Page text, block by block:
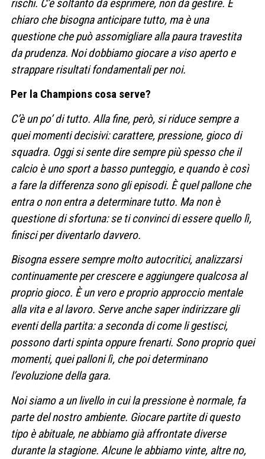
rischi. C’è soltanto da esprimere, non da gestire. È
chiaro che bisogna anticipare tutto, ma è una
questione che può assomigliare alla paura travestita
da prudenza. Noi dobbiamo giocare a viso aperto e
strappare risultati fondamentali per noi.
Per la Champions cosa serve?
C’è un po’ di tutto. Alla fine, però, si riduce sempre a
quei momenti decisivi: carattere, pressione, gioco di
squadra. Oggi si sente dire sempre più spesso che il
calcio è uno sport a basso punteggio, e quando è così
a fare la differenza sono gli episodi. È quel pallone che
entra o non entra a determinare tutto. Ma non è
questione di sfortuna: se ti convinci di essere quello lì,
finisci per diventarlo davvero.
Bisogna essere sempre molto autocritici, analizzarsi
continuamente per crescere e aggiungere qualcosa al
proprio gioco. È un vero e proprio approccio mentale
alla vita e al lavoro. Serve anche saper indirizzare gli
eventi della partita: a seconda di come li gestisci,
possono darti spinta oppure frenarti. Sono proprio quei
momenti, quei palloni lì, che poi determinano
l’evoluzione della gara.
Noi siamo a un livello in cui la pressione è normale, fa
parte del nostro ambiente. Giocare partite di questo
tipo è abituale, ne abbiamo già affrontate diverse
durante la stagione. Alcune le abbiamo vinte, altre no,